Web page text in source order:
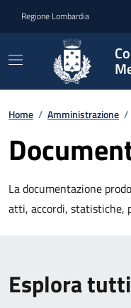
Regione Lombardia
Home / Amministrazione /
La documentazione
atti, accordi, statistiche,
Esplora